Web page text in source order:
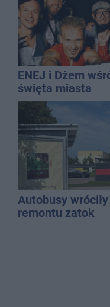
ENEJ i Dżem
święta miasta
Autobusy
remontu zatok